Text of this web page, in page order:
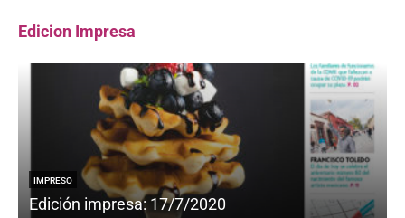
Edicion Impresa
IMPRESO
Edición impresa: 17/7/2020